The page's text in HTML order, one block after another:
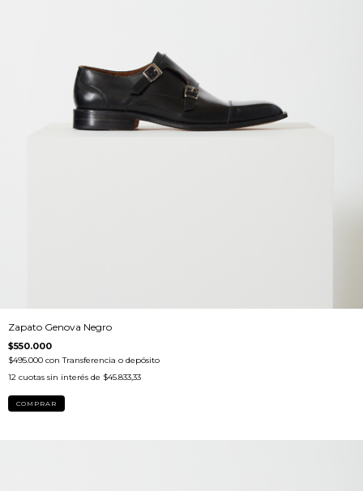
Zapato Genova Negro
$550.000
$495.000 con Transferencia o depósito
12 cuotas sin interés de $45.833,33
COMPRAR